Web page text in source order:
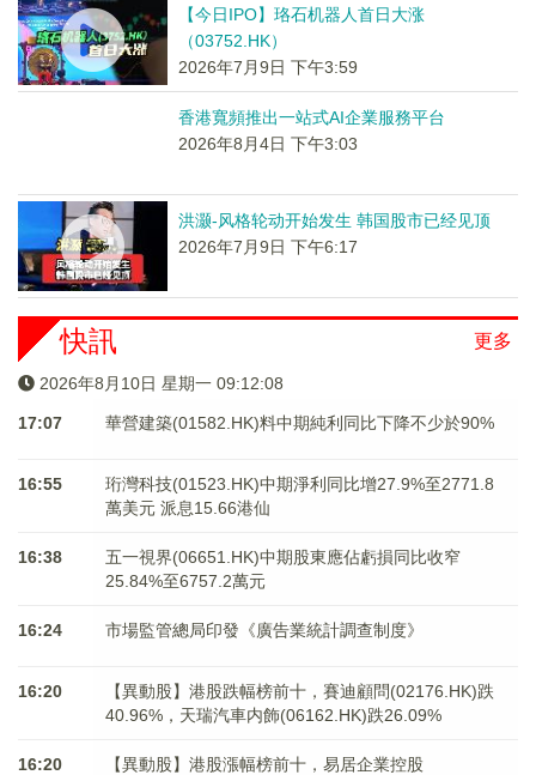
【今日IPO】珞石机器人首日大涨
（03752.HK）
2026年7月9日 下午3:59
香港寬頻推出一站式AI企業服務平台
2026年8月4日 下午3:03
洪灏-风格轮动开始发生 韩国股市已经见顶
2026年7月9日 下午6:17
更多
快訊
2026年8月10日 星期一 09:12:08
17:07 華營建築(01582.HK)料中期純利同比下降不少於90%
16:55
珩灣科技(01523.HK)中期淨利同比增27.9%至2771.8
萬美元 派息15.66港仙
16:38
五一視界(06651.HK)中期股東應佔虧損同比收窄
25.84%至6757.2萬元
16:24 市場監管總局印發《廣告業統計調查制度》
16:20
【異動股】港股跌幅榜前十，賽迪顧問(02176.HK)跌
40.96%，天瑞汽車内飾(06162.HK)跌26.09%
16:20
【異動股】港股漲幅榜前十，易居企業控股